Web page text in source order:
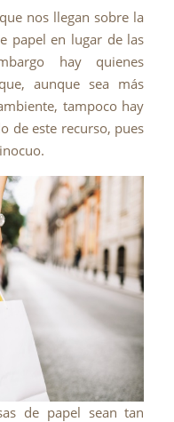
nos llegan sobre la
papel en lugar de las
hay quienes
aunque sea más
tampoco hay
de este recurso, pues
de papel sean tan